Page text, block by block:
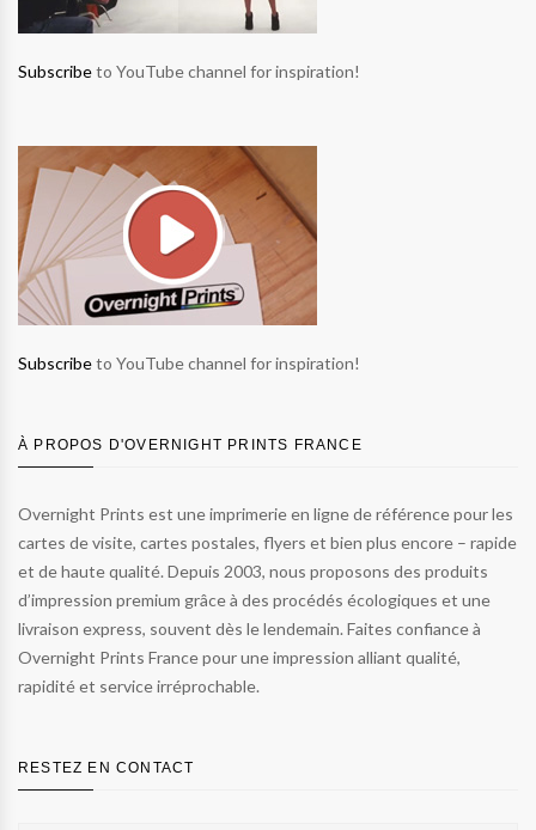
Subscribeto YouTube channel for inspiration!
Subscribeto YouTube channel for inspiration!
À PROPOS D'OVERNIGHT PRINTS FRANCE
Overnight Prints est une imprimerie en ligne de référence pour les
cartes de visite, cartes postales, flyers et bien plus encore – rapide
et de haute qualité. Depuis 2003, nous proposons des produits
d’impression premium grâce à des procédés écologiques et une
livraison express, souvent dès le lendemain. Faites confiance à
Overnight Prints France pour une impression alliant qualité,
rapidité et service irréprochable.
RESTEZ EN CONTACT